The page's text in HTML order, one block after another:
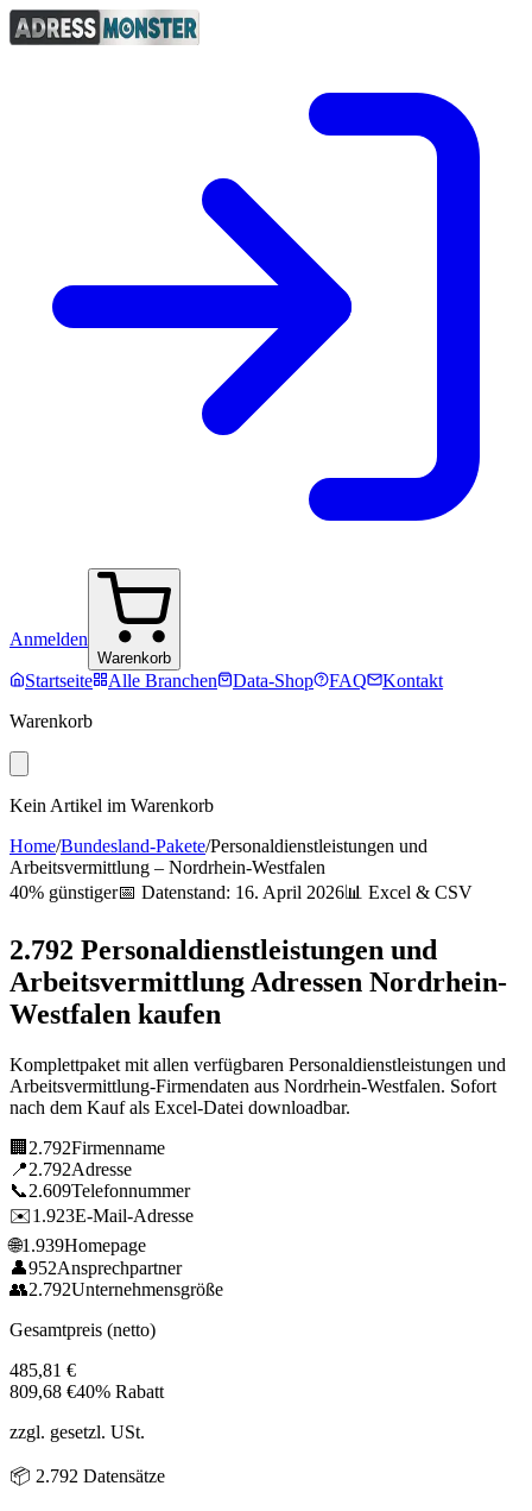
Anmelden
Warenkorb
Startseite Alle Branchen Data-Shop FAQ
Kontakt
Warenkorb
Kein Artikel im Warenkorb
Home/Bundesland-Pakete/Personaldienstleistungen und
Arbeitsvermittlung – Nordrhein-Westfalen
40% günstiger📅 Datenstand: 16. April 2026📊 Excel & CSV
2.792 Personaldienstleistungen und
Arbeitsvermittlung Adressen Nordrhein-
Westfalen kaufen
Komplettpaket mit allen verfügbaren Personaldienstleistungen und
Arbeitsvermittlung-Firmendaten aus Nordrhein-Westfalen. Sofort
nach dem Kauf als Excel-Datei downloadbar.
🏢 2.792Firmenname
📍2.792Adresse
📞2.609Telefonnummer
✉️1.923E-Mail-Adresse
🌐1.939Homepage
👤952Ansprechpartner
👥2.792Unternehmensgröße
Gesamtpreis (netto)
485,81 €
809,68 €40% Rabatt
zzgl. gesetzl. USt.
📦 2.792 Datensätze